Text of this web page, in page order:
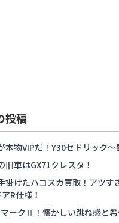
投稿
本物VIPだ！Y30セドリック
旧車はGX71クレスタ！
掛けたハコスカ買取！アツす
R仕様！
ークⅡ！懐かしい跳ね感と希